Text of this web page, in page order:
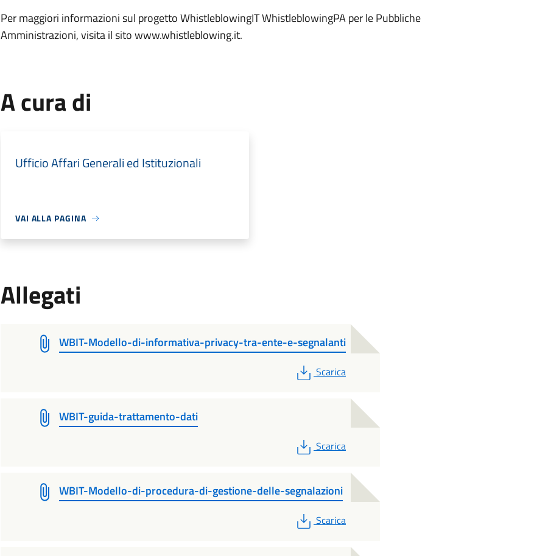
Per maggiori informazioni sul progetto WhistleblowingIT WhistleblowingPA per le Pubbliche
Amministrazioni, visita il sito www.whistleblowing.it.
A cura di
Ufficio Affari Generali ed Istituzionali
VAI ALLA PAGINA
Allegati
WBIT-Modello-di-informativa-privacy-tra-ente-e-segnalanti
PDF
Scarica
WBIT-guida-trattamento-dati
PDF
Scarica
WBIT-Modello-di-procedura-di-gestione-delle-segnalazioni
PDF
Scarica